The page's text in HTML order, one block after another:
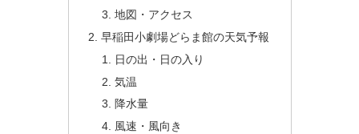
地図・アクセス
早稲田小劇場どらま館の天気予報
日の出・日の入り
気温
降水量
風速・風向き